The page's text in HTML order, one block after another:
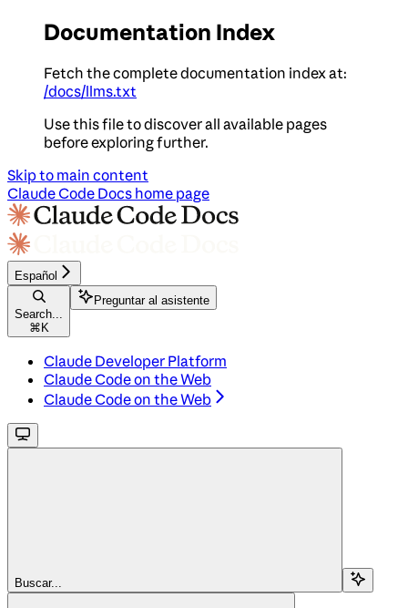
Documentation Index
Fetch the complete documentation index at:
/docs/llms.txt
Use this file to discover all available pages
before exploring further.
Skip to main content
Claude Code Docs home page
Español
Search...
⌘ K
Preguntar al asistente
Claude Developer Platform
Claude Code on the Web
Claude Code on the Web
Buscar...